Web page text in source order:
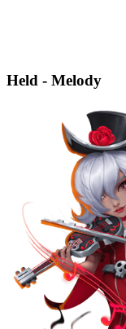
Held - Melody